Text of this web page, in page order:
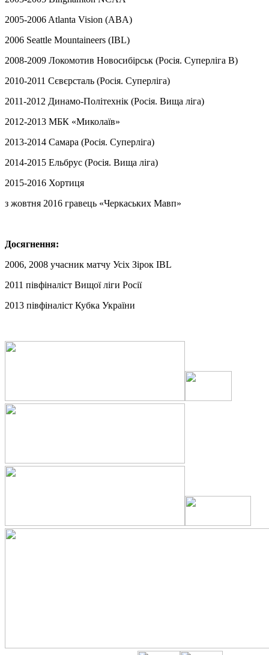
2005-2006 Atlanta Vision (ABA)
2006 Seattle Mountaineers (IBL)
2008-2009 Локомотив Новосибірськ (Росія. Суперліга В)
2010-2011 Сєвєрсталь (Росія. Суперліга)
2011-2012 Динамо-Політехнік (Росія. Вища ліга)
2012-2013 МБК «Миколаїв»
2013-2014 Самара (Росія. Суперліга)
2014-2015 Ельбрус (Росія. Вища ліга)
2015-2016 Хортиця
з жовтня 2016 гравець «Черкаських Мавп»
Досягнення:
2006, 2008 учасник матчу Усіх Зірок IBL
2011 півфіналіст Вищої ліги Росії
2013 півфіналіст Кубка України